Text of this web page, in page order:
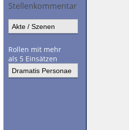
Stellenkommentar
Rollen mit mehr
als 5 Einsätzen